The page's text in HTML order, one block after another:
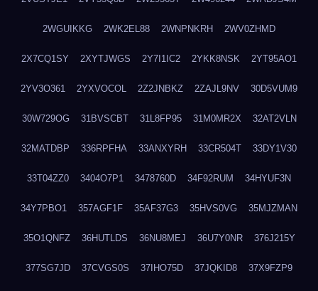
2WGUIKKG 2WK2EL88 2WNPNKRH 2WV0ZHMD
2X7CQ1SY 2XYTJWGS 2Y7I1IC2 2YKK8NSK 2YT95AO1
2YV3O361 2YXVOCOL 2Z2JNBKZ 2ZAJL9NV 30D5VUM9
30W729OG 31BVSCBT 31L8FP95 31M0MR2X 32AT2VLN
32MATDBP 336RPFHA 33ANXYRH 33CR504T 33DY1V30
33T04ZZ0 3404O7P1 3478760D 34F92RUM 34HYUF3N
34Y7PBO1 357AGF1F 35AF37G3 35HVS0VG 35MJZMAN
35O1QNFZ 36HUTLDS 36NU8MEJ 36U7Y0NR 376J215Y
377SG7JD 37CVGS0S 37IHO75D 37JQKID8 37X9FZP9